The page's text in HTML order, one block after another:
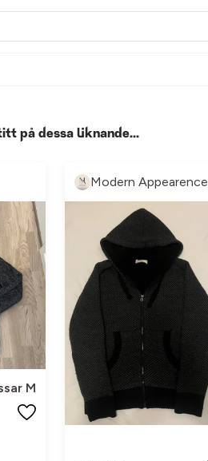
på dessa liknande...
M
Modern Appearence